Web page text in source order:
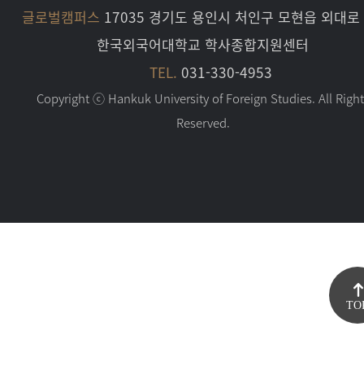
글로벌캠퍼스 17035 경기도 용인시 처인구 모현읍 외대
한국외국어대학교 학사종합지원센터
TEL. 031-330-4953
Copyright ⓒ Hankuk University of Foreign Studies. All
Reserved.